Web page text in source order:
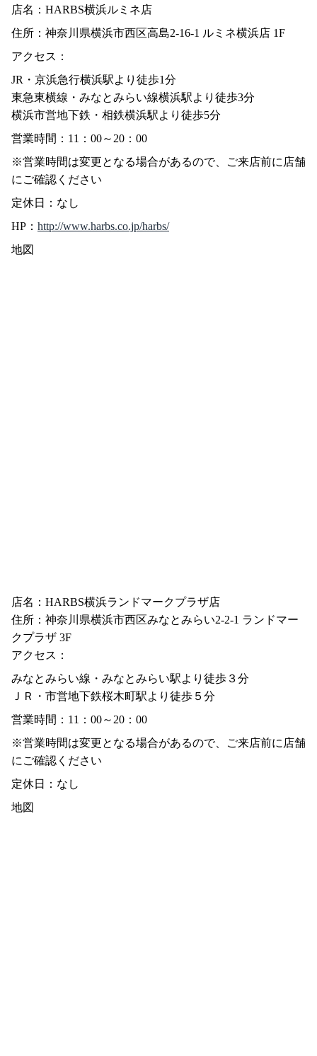
店名：HARBS横浜ルミネ店
住所：神奈川県横浜市西区高島2-16-1 ルミネ横浜店 1F
アクセス：
JR・京浜急行横浜駅より徒歩1分
東急東横線・みなとみらい線横浜駅より徒歩3分
横浜市営地下鉄・相鉄横浜駅より徒歩5分
営業時間：11：00～20：00
※営業時間は変更となる場合があるので、ご来店前に店舗
にご確認ください
定休日：なし
HP： http://www.harbs.co.jp/harbs/
地図
店名：HARBS横浜ランドマークプラザ店
住所：神奈川県横浜市西区みなとみらい2-2-1 ランドマー
クプラザ 3F
アクセス：
みなとみらい線・みなとみらい駅より徒歩３分
ＪＲ・市営地下鉄桜木町駅より徒歩５分
営業時間：11：00～20：00
※営業時間は変更となる場合があるので、ご来店前に店舗
にご確認ください
定休日：なし
地図